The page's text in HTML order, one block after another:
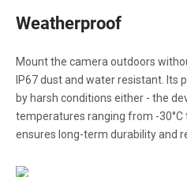
Weatherproof
Mount the camera outdoors
IP67 dust and water resistant.
by harsh conditions either - the
temperatures ranging from -30°C
ensures long-term durability and